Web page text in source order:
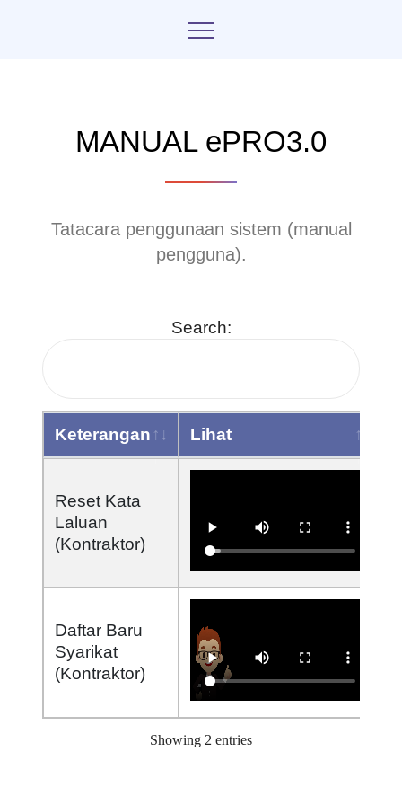
MANUAL ePRO3.0
Tatacara penggunaan sistem (manual
pengguna).
Search:
Keterangan
Lihat
Lihat
Reset Kata
Laluan
(Kontraktor)
Daftar Baru
Syarikat
(Kontraktor)
Showing 2 entries